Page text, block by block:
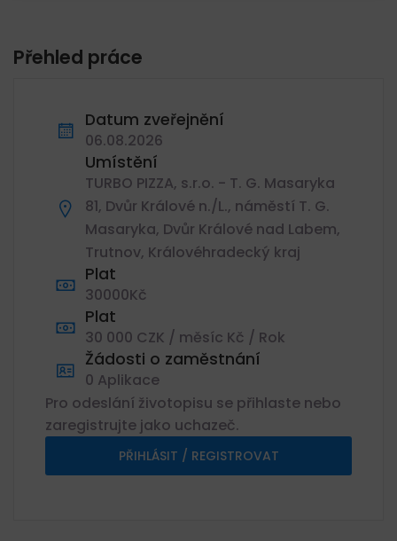
Přehled práce
Datum zveřejnění
06.08.2026
Umístění
TURBO PIZZA, s.r.o. - T. G. Masaryka
81, Dvůr Králové n./L., náměstí T. G.
Masaryka, Dvůr Králové nad Labem,
Trutnov, Královéhradecký kraj
Plat
30000Kč
Plat
30 000 CZK / měsíc Kč / Rok
Žádosti o zaměstnání
0 Aplikace
Pro odeslání životopisu se přihlaste nebo
zaregistrujte jako uchazeč.
PŘIHLÁSIT / REGISTROVAT